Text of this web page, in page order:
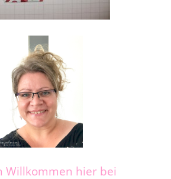
Willkommen hier bei